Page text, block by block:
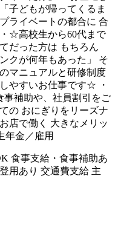
子どもが帰ってくるま
ライベートの都合に 合
☆高校生から60代まで
だった方は もちろん
クが何年もあった」 そ
マニュアルと研修制度
やすいお仕事です☆ ・
補助や、社員割引をご
の おにぎりをリーズナ
店で働く 大きなメリッ
年金／雇用
食事支給・食事補助あ
用あり 交通費支給 主